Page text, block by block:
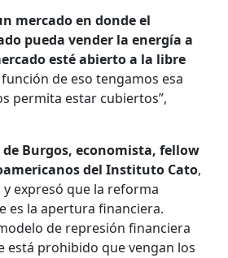
mercado en donde el
pueda vender la energía a
esté abierto a la libre
función de eso tengamos esa
permita estar cubiertos”,
Burgos, economista, fellow
del Instituto Cato,
expresó que la reforma
es la apertura financiera.
de represión financiera
está prohibido que vengan los